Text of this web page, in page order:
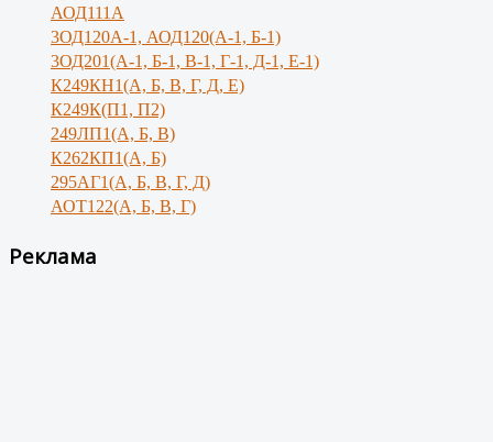
АОД111А
3ОД120А-1, АОД120(А-1, Б-1)
3ОД201(А-1, Б-1, В-1, Г-1, Д-1, Е-1)
К249КН1(А, Б, В, Г, Д, Е)
К249К(П1, П2)
249ЛП1(А, Б, В)
К262КП1(А, Б)
295АГ1(А, Б, В, Г, Д)
АОТ122(А, Б, В, Г)
Реклама